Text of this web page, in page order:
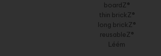
boardZ®
thin brickZ®
long brickZ®
reusableZ®
Léém